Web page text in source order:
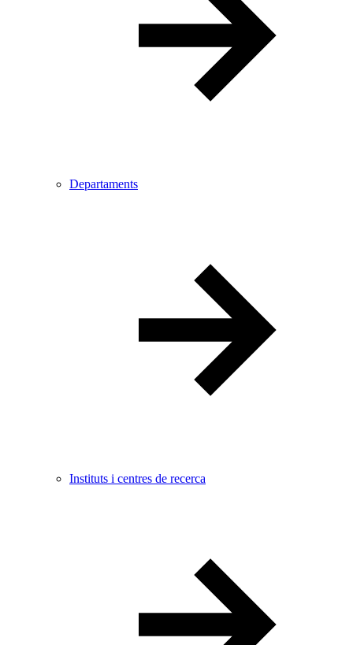
Departaments
Instituts i centres de recerca